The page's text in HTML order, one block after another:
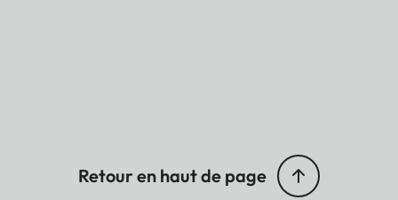
Retour en haut de page